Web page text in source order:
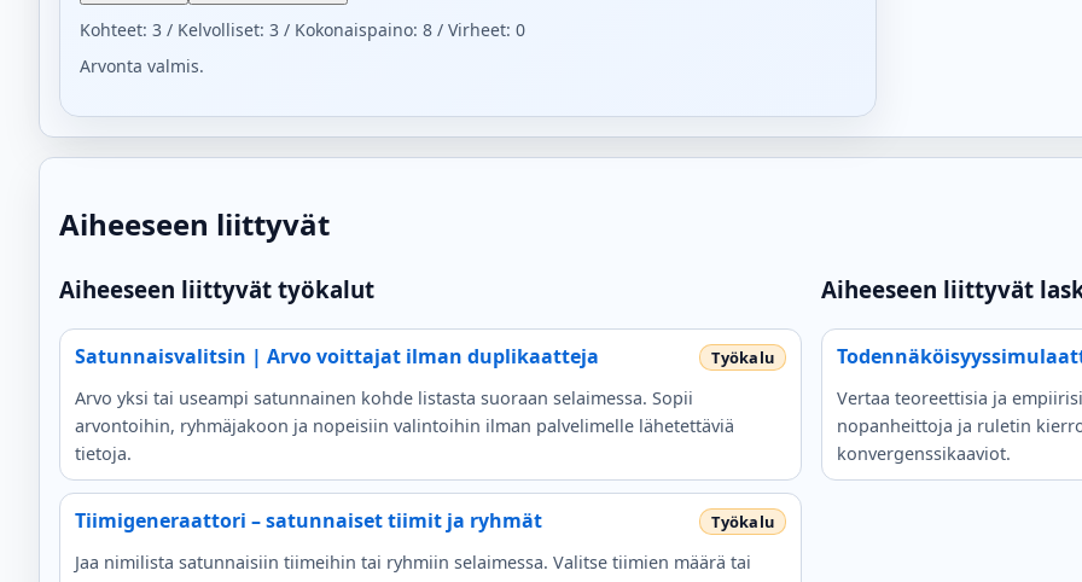
Kohteet: 3 / Kelvolliset: 3 / Kokonaispaino: 8 / Virheet: 0
Arvonta valmis.
Aiheeseen liittyvät
Aiheeseen liittyvät työkalut
Satunnaisvalitsin | Arvo voittajat ilman duplikaatteja
Arvo yksi tai useampi satunnainen kohde listasta suoraan selaimessa. Sopii
arvontoihin, ryhmäjakoon ja nopeisiin valintoihin ilman palvelimelle lähetettäviä
tietoja.
Tiimigeneraattori – satunnaiset tiimit ja ryhmät
Jaa nimilista satunnaisiin tiimeihin tai ryhmiin selaimessa. Valitse tiimien määrä tai
Aiheeseen liittyvät
Vertaa teoreettisia ja
nopanheittoja ja ruletin
konvergenssikaaviot.